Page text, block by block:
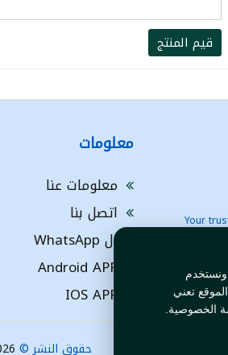
ونستخدم
تعني
الخصوصية.
قيم المنتج
Your
معلومات
معلومات عنا
اتصل بنا
ال WhatsApp
Android APP
IOS APP
حقوق النشر ©